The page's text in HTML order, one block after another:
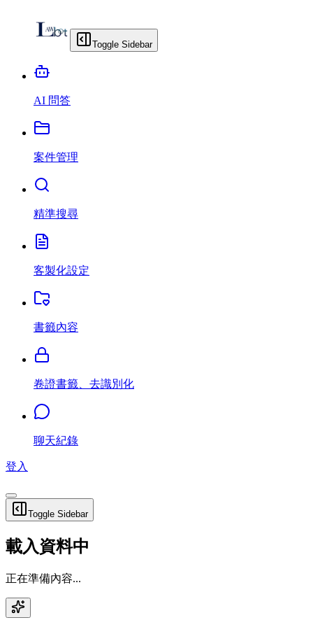
Toggle Sidebar
AI 問答
案件管理
精準搜尋
客製化設定
書籤內容
卷證書籤、去識別化
聊天紀錄
登入
Toggle Sidebar
載入資料中
正在準備內容...